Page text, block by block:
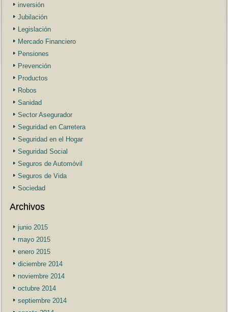
inversión
Jubilación
Legislación
Mercado Financiero
Pensiones
Prevención
Productos
Robos
Sanidad
Sector Asegurador
Seguridad en Carretera
Seguridad en el Hogar
Seguridad Social
Seguros de Automóvil
Seguros de Vida
Sociedad
Archivos
junio 2015
mayo 2015
enero 2015
diciembre 2014
noviembre 2014
octubre 2014
septiembre 2014